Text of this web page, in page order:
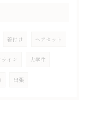
着付け ヘアセット
ライン 大学生
出張